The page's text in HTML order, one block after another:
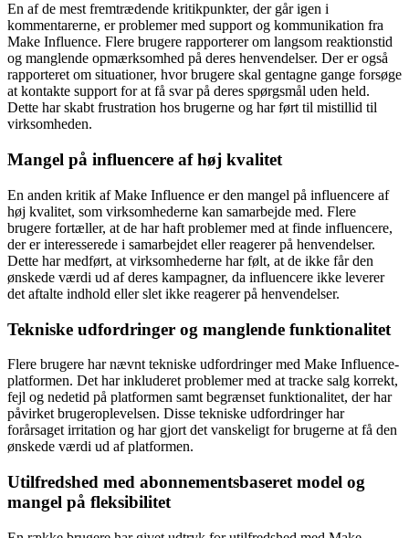
En af de mest fremtrædende kritikpunkter, der går igen i
kommentarerne, er problemer med support og kommunikation fra
Make Influence. Flere brugere rapporterer om langsom reaktionstid
og manglende opmærksomhed på deres henvendelser. Der er også
rapporteret om situationer, hvor brugere skal gentagne gange forsøge
at kontakte support for at få svar på deres spørgsmål uden held.
Dette har skabt frustration hos brugerne og har ført til mistillid til
virksomheden.
Mangel på influencere af høj kvalitet
En anden kritik af Make Influence er den mangel på influencere af
høj kvalitet, som virksomhederne kan samarbejde med. Flere
brugere fortæller, at de har haft problemer med at finde influencere,
der er interesserede i samarbejdet eller reagerer på henvendelser.
Dette har medført, at virksomhederne har følt, at de ikke får den
ønskede værdi ud af deres kampagner, da influencere ikke leverer
det aftalte indhold eller slet ikke reagerer på henvendelser.
Tekniske udfordringer og manglende funktionalitet
Flere brugere har nævnt tekniske udfordringer med Make Influence-
platformen. Det har inkluderet problemer med at tracke salg korrekt,
fejl og nedetid på platformen samt begrænset funktionalitet, der har
påvirket brugeroplevelsen. Disse tekniske udfordringer har
forårsaget irritation og har gjort det vanskeligt for brugerne at få den
ønskede værdi ud af platformen.
Utilfredshed med abonnementsbaseret model og
mangel på fleksibilitet